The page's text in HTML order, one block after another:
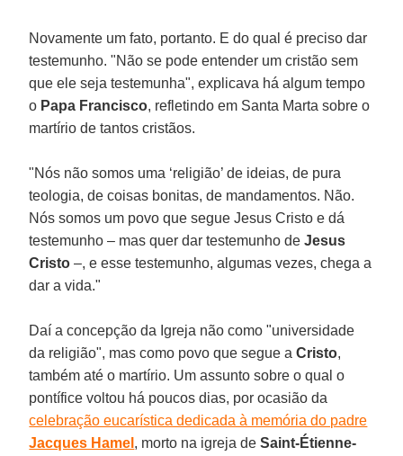
Novamente um fato, portanto. E do qual é preciso dar
testemunho. "Não se pode entender um cristão sem
que ele seja testemunha", explicava há algum tempo
o Papa Francisco, refletindo em Santa Marta sobre o
martírio de tantos cristãos.
"Nós não somos uma ‘religião’ de ideias, de pura
teologia, de coisas bonitas, de mandamentos. Não.
Nós somos um povo que segue Jesus Cristo e dá
testemunho – mas quer dar testemunho deJesus
Cristo –, e esse testemunho, algumas vezes, chega a
dar a vida."
Daí a concepção da Igreja não como "universidade
da religião", mas como povo que segue aCristo,
também até o martírio. Um assunto sobre o qual o
pontífice voltou há poucos dias, por ocasião da
celebração eucarística dedicada à memória do padre
Jacques Hamel , morto na igreja deSaint-Étienne-